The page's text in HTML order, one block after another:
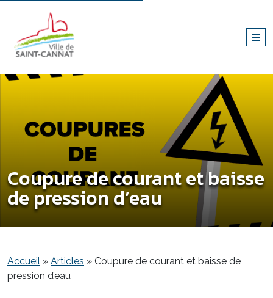
Coupure de courant et baisse
de pression d’eau
Accueil » Articles » Coupure de courant et baisse de
pression d’eau